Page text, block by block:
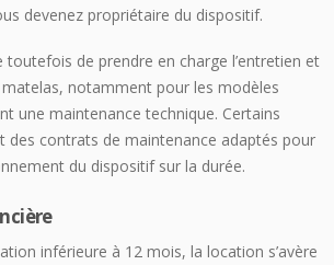
devenez propriétaire du dispositif.
de prendre en charge l’entretien et
notamment pour les modèles
une maintenance technique. Certains
des contrats de maintenance adaptés pour
du dispositif sur la durée.
inférieure à 12 mois, la location s’avère